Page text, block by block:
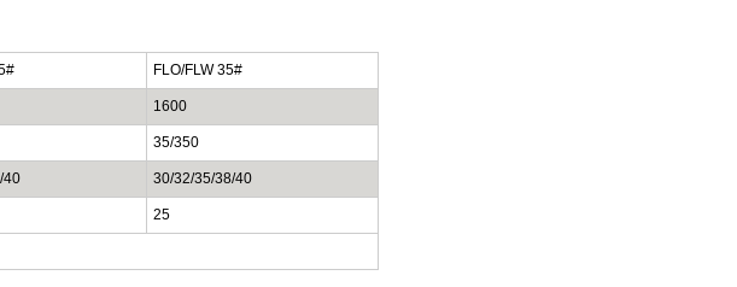
FLO/FLW 35#
1600
35/350
40 30/32/35/38/40
25